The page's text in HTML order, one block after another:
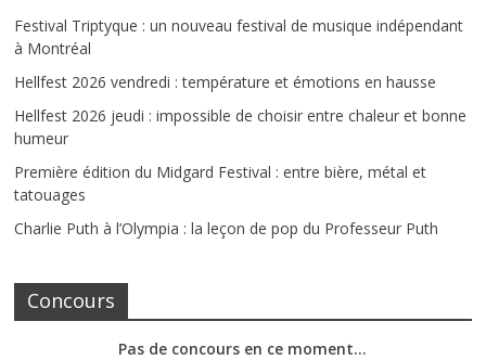
Festival Triptyque : un nouveau festival de musique indépendant
à Montréal
Hellfest 2026 vendredi : température et émotions en hausse
Hellfest 2026 jeudi : impossible de choisir entre chaleur et bonne
humeur
Première édition du Midgard Festival : entre bière, métal et
tatouages
Charlie Puth à l’Olympia : la leçon de pop du Professeur Puth
Concours
Pas de concours en ce moment…